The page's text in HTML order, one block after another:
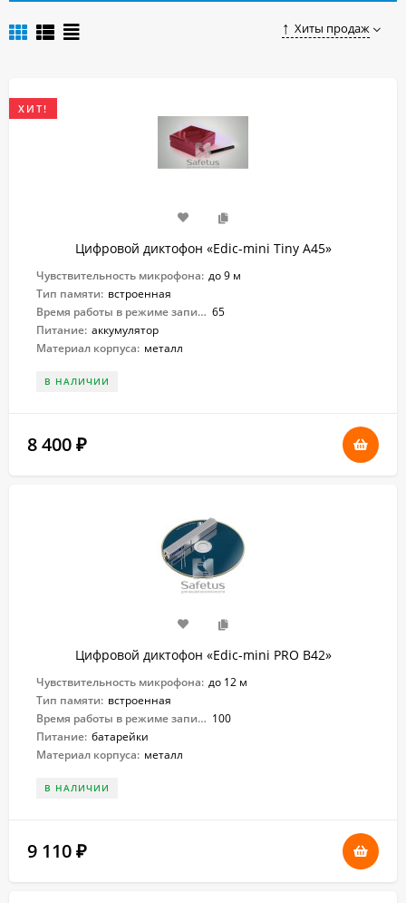
Хиты продаж
ХИТ!
Цифровой диктофон «Edic-mini Tiny A45»
Чувствительность микрофона: до 9 м
Тип памяти: встроенная
Время работы в режиме записи: 65
Питание: аккумулятор
Материал корпуса: металл
В НАЛИЧИИ
8 400 ₽
Цифровой диктофон «Edic-mini PRO B42»
Чувствительность микрофона: до 12 м
Тип памяти: встроенная
Время работы в режиме записи: 100
Питание: батарейки
Материал корпуса: металл
В НАЛИЧИИ
9 110 ₽